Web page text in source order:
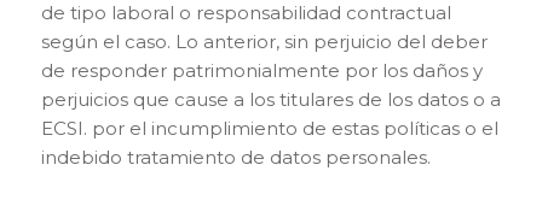
de tipo laboral o responsabilidad contractual
según el caso. Lo anterior, sin perjuicio del deber
de responder patrimonialmente por los daños y
perjuicios que cause a los titulares de los datos o a
ECSI. por el incumplimiento de estas políticas o el
indebido tratamiento de datos personales.